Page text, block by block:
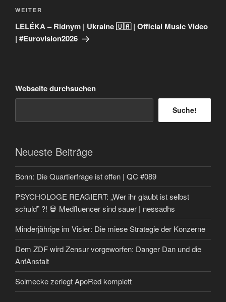
Nächster
Beitrag
WEITER
LELÉKA – Ridnym | Ukraine 🇺🇦 | Official Music Video
| #Eurovision2026
Webseite durchsuchen
Suche!
Neueste Beiträge
Bonn: Die Quartierfrage ist offen | QC #089
PSYCHOLOGE REAGIERT: „Wer ihr glaubt ist selbst
schuld” ?! 💀 Medfluencer sind sauer | nessadhs
Minderjährige im Visier: Die miese Strategie der Konzerne
Dem ZDF wird Zensur vorgeworfen: Danger Dan und die
AnfAnstalt
Solmecke zerlegt ApoRed komplett